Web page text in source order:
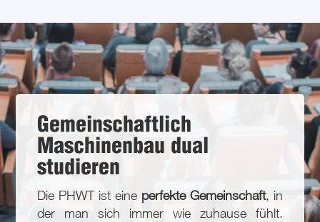
Gemeinschaftlich
Maschinenbau dual
studieren
Die PHWT ist eine perfekte Gemeinschaft, in
der man sich immer wie zuhause fühlt.